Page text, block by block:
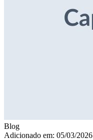
Blog
Adicionado em: 05/03/2026